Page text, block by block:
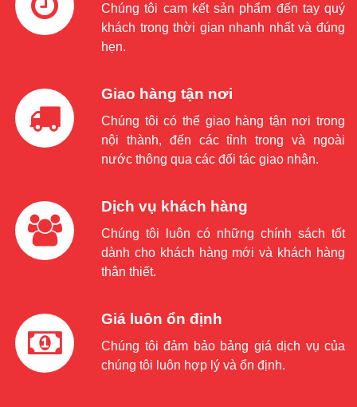
Chúng tôi cam kết sản phẩm đến tay quý
khách trong thời gian nhanh nhất và đúng
hẹn.
Giao hàng tận nơi
Chúng tôi có thể giao hàng tận nơi trong
nội thành, đến các tỉnh trong và ngoài
nước thông qua các đối tác giao nhận.
Dịch vụ khách hàng
Chúng tôi luôn có những chính sách tốt
dành cho khách hàng mới và khách hàng
thân thiết.
Giá luôn ổn định
Chúng tôi đảm bảo bảng giá dịch vụ của
chúng tôi luôn hợp lý và ổn định.